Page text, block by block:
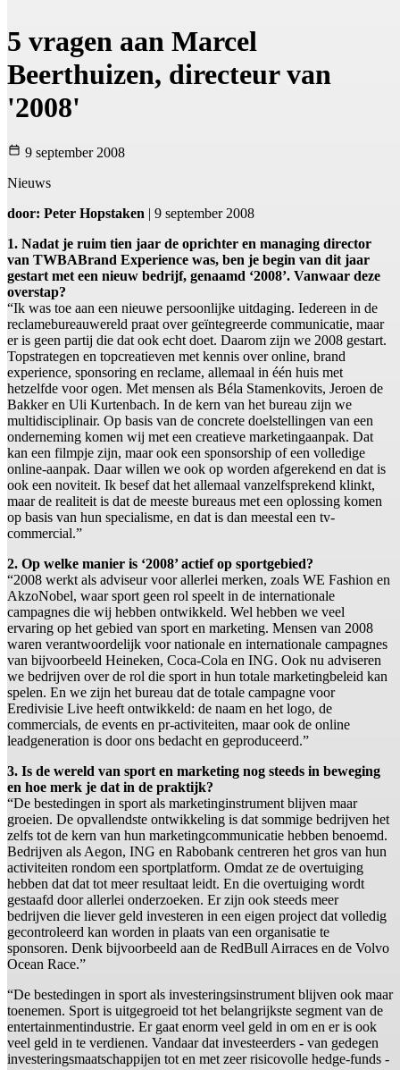
5 vragen aan Marcel
Beerthuizen, directeur van
'2008'
9 september 2008
Nieuws
door: Peter Hopstaken | 9 september 2008
1. Nadat je ruim tien jaar de oprichter en managing director
van TWBABrand Experience was, ben je begin van dit jaar
gestart met een nieuw bedrijf, genaamd ‘2008’. Vanwaar deze
overstap?
“Ik was toe aan een nieuwe persoonlijke uitdaging. Iedereen in de
reclamebureauwereld praat over geïntegreerde communicatie, maar
er is geen partij die dat ook echt doet. Daarom zijn we 2008 gestart.
Topstrategen en topcreatieven met kennis over online, brand
experience, sponsoring en reclame, allemaal in één huis met
hetzelfde voor ogen. Met mensen als Béla Stamenkovits, Jeroen de
Bakker en Uli Kurtenbach. In de kern van het bureau zijn we
multidisciplinair. Op basis van de concrete doelstellingen van een
onderneming komen wij met een creatieve marketingaanpak. Dat
kan een filmpje zijn, maar ook een sponsorship of een volledige
online-aanpak. Daar willen we ook op worden afgerekend en dat is
ook een noviteit. Ik besef dat het allemaal vanzelfsprekend klinkt,
maar de realiteit is dat de meeste bureaus met een oplossing komen
op basis van hun specialisme, en dat is dan meestal een tv-
commercial.”
2. Op welke manier is ‘2008’ actief op sportgebied?
“2008 werkt als adviseur voor allerlei merken, zoals WE Fashion en
AkzoNobel, waar sport geen rol speelt in de internationale
campagnes die wij hebben ontwikkeld. Wel hebben we veel
ervaring op het gebied van sport en marketing. Mensen van 2008
waren verantwoordelijk voor nationale en internationale campagnes
van bijvoorbeeld Heineken, Coca-Cola en ING. Ook nu adviseren
we bedrijven over de rol die sport in hun totale marketingbeleid kan
spelen. En we zijn het bureau dat de totale campagne voor
Eredivisie Live heeft ontwikkeld: de naam en het logo, de
commercials, de events en pr-activiteiten, maar ook de online
leadgeneration is door ons bedacht en geproduceerd.”
3. Is de wereld van sport en marketing nog steeds in beweging
en hoe merk je dat in de praktijk?
“De bestedingen in sport als marketinginstrument blijven maar
groeien. De opvallendste ontwikkeling is dat sommige bedrijven het
zelfs tot de kern van hun marketingcommunicatie hebben benoemd.
Bedrijven als Aegon, ING en Rabobank centreren het gros van hun
activiteiten rondom een sportplatform. Omdat ze de overtuiging
hebben dat dat tot meer resultaat leidt. En die overtuiging wordt
gestaafd door allerlei onderzoeken. Er zijn ook steeds meer
bedrijven die liever geld investeren in een eigen project dat volledig
gecontroleerd kan worden in plaats van een organisatie te
sponsoren. Denk bijvoorbeeld aan de RedBull Airraces en de Volvo
Ocean Race.”
“De bestedingen in sport als investeringsinstrument blijven ook maar
toenemen. Sport is uitgegroeid tot het belangrijkste segment van de
entertainmentindustrie. Er gaat enorm veel geld in om en er is ook
veel geld in te verdienen. Vandaar dat investeerders - van gedegen
investeringsmaatschappijen tot en met zeer risicovolle hedge-funds -